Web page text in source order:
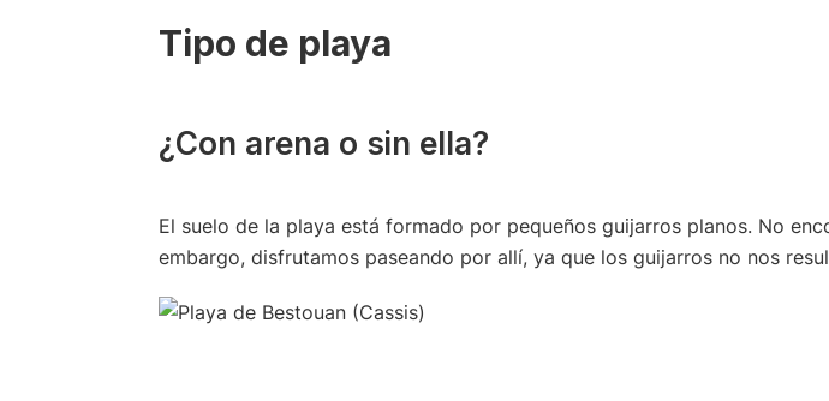
Tipo de playa
¿Con arena o sin ella?
El suelo de la playa está formado por pequeños guijarros planos. No
embargo, disfrutamos paseando por allí, ya que los guijarros no nos